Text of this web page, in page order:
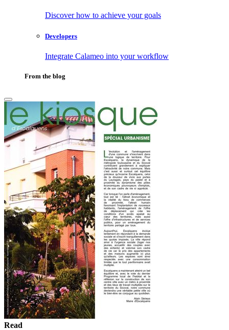
Discover how to achieve your goals
Developers
Integrate Calameo into your workflow
From the blog
Read